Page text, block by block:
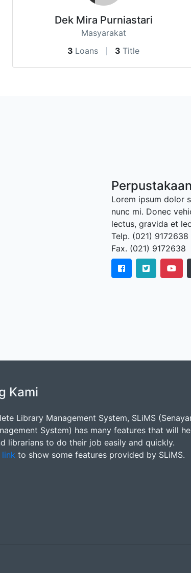
Dek Mira Purniastari
Masyarakat
3 Loans 3 Title
Lorem ipsum dolor
nunc mi. Donec
lectus, gravida et
Telp. (021) 9172638
Fax. (021) 9172638
Kami
Library Management System, SLiMS
System) has many features that will
librarians to do their job easily and quickly.
to show some features provided by SLiMS.